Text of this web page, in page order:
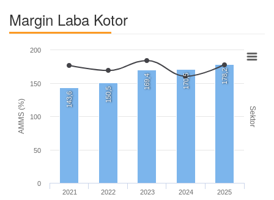
Margin Laba Kotor
AMMS (%) Sektor
143,6 150,5
169,4 170,5 178,2
2021 2022 2023 2024 2025
0
50
100
150
200